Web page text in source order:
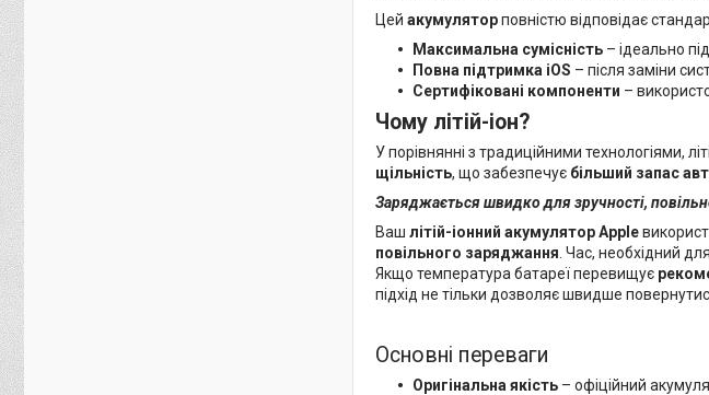
Цей акумуляторповністю відповідає
Максимальна сумісність – ідеально
Повна підтримка iOS – після заміни
Сертифіковані компоненти –
Чому літій-іон?
У порівнянні з традиційними технологіями,
щільність, що забезпечує більший запас
Заряджається швидко для зручності,
Ваш літій-іонний акумулятор Apple
повільного заряджання . Час, необхідний
Якщо температура батареї перевищує
підхід не тільки дозволяє швидше
Основні переваги
Оригінальна якість – офіційний